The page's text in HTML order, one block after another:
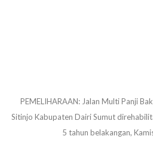
PEMELIHARAAN: Jalan Multi Panji
Sitinjo Kabupaten Dairi Sumut
5 tahun belakangan,